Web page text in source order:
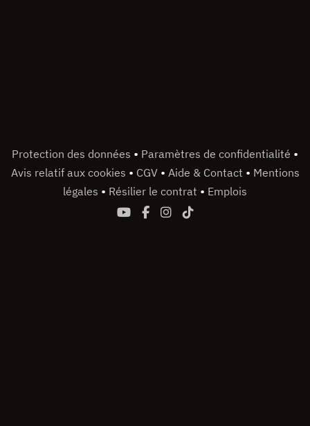
Protection des données • Paramètres de confidentialité •
Avis relatif aux cookies • CGV • Aide & Contact • Mentions
légales • Résilier le contrat • Emplois